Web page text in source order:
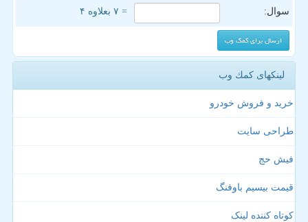
سوال: = ۷ بعلاوه ۴
لینکهای كمك وب
خرید و فروش خودرو
طراحی سایت
فیش حج
قیمت بیسیم باوفنگ
کوتاه کننده لینک